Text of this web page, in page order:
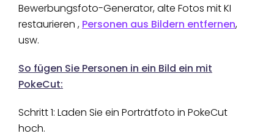
Bewerbungsfoto-Generator, alte Fotos mit KI
restaurieren , Personen aus Bildern entfernen,
usw.
So fügen Sie Personen in ein Bild ein mit
PokeCut:
Schritt 1: Laden Sie ein Porträtfoto in PokeCut
hoch.